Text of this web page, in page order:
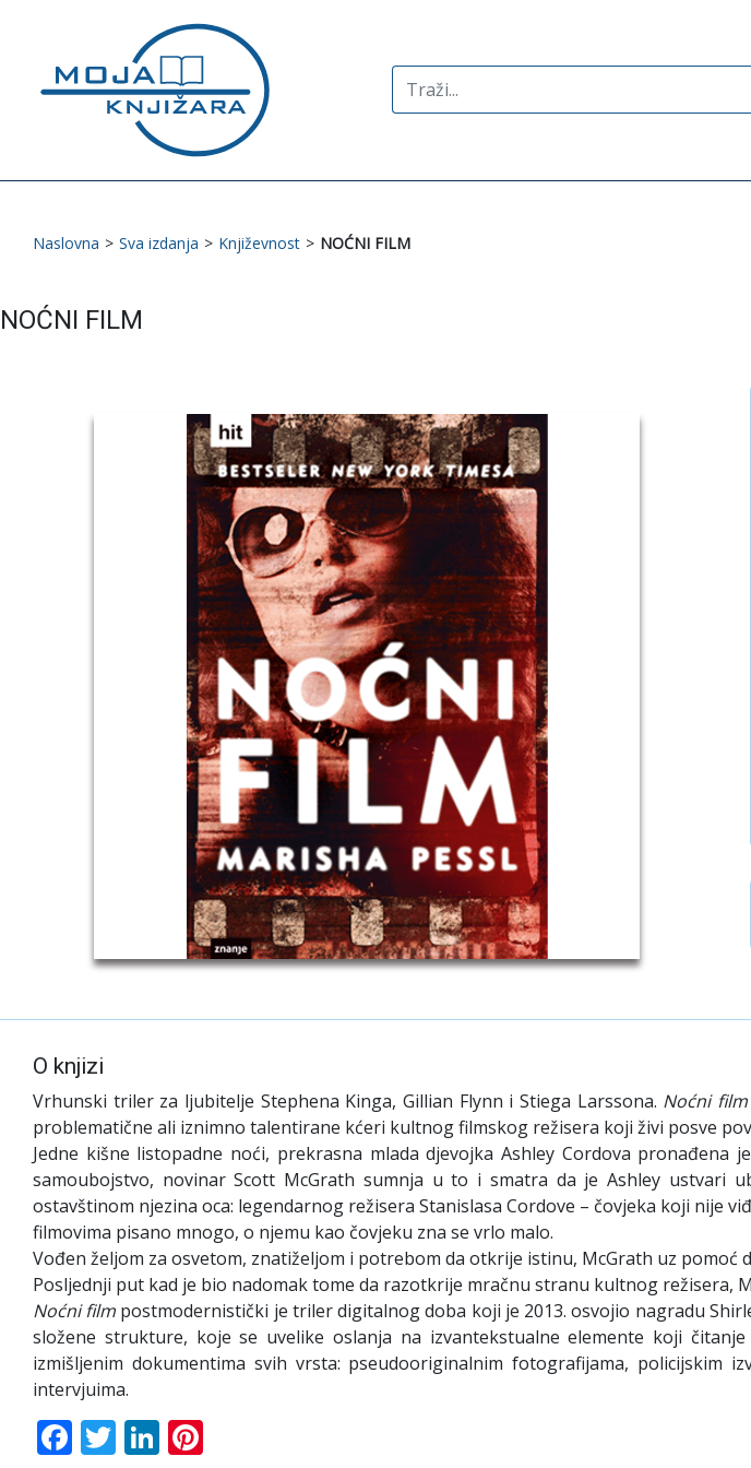
Search
for:
Naslovna > Sva izdanja > Književnost > NOĆNI FILM
NOĆNI FILM
O knjizi
Vrhunski triler za ljubitelje Stephena Kinga, Gillian Flynn i Stiega Larssona. Noćni film
problematične ali iznimno talentirane kćeri kultnog filmskog režisera koji živi posve
Jedne kišne listopadne noći, prekrasna mlada djevojka Ashley Cordova
samoubojstvo, novinar Scott McGrath sumnja u to i smatra da je Ashley ustvari
ostavštinom njezina oca: legendarnog režisera Stanislasa Cordove – čovjeka koji nije
filmovima pisano mnogo, o njemu kao čovjeku zna se vrlo malo.
Vođen željom za osvetom, znatiželjom i potrebom da otkrije istinu, McGrath uz
Posljednji put kad je bio nadomak tome da razotkrije mračnu stranu kultnog režisera,
Noćni film postmodernistički je triler digitalnog doba koji je 2013. osvojio nagradu
složene strukture, koje se uvelike oslanja na izvantekstualne elemente koji
izmišljenim dokumentima svih vrsta: pseudooriginalnim fotografijama, policijskim
intervjuima.
Facebook
TwitterLinkedIn